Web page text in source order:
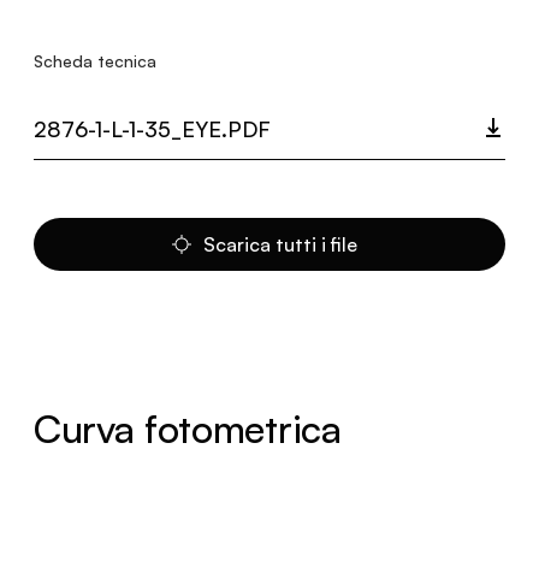
Scheda tecnica
2876-1-L-1-35_EYE.PDF
Scarica tutti i file
Curva fotometrica